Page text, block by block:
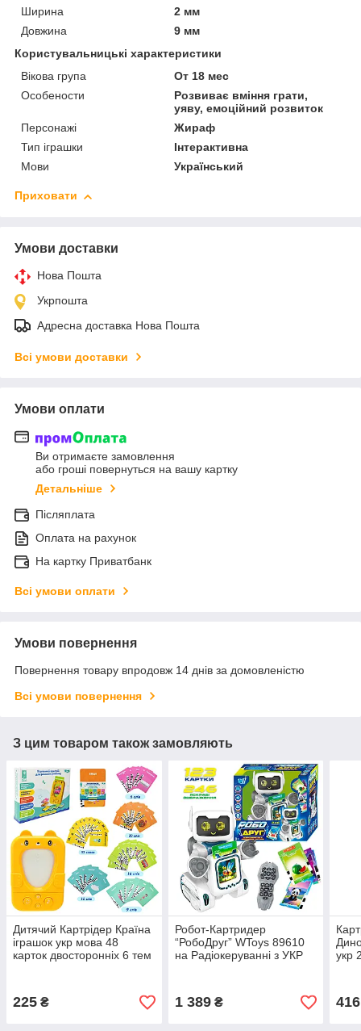
Ширина
2 мм
Довжина
9 мм
Користувальницькі характеристики
Вікова група
От 18 мес
Особености
Розвиває вміння грати,
уяву, емоційний розвиток
Персонажі
Жираф
Тип іграшки
Інтерактивна
Мови
Український
Приховати
Умови доставки
Нова Пошта
Укрпошта
Адресна доставка Нова Пошта
Всі умови доставки
Умови оплати
Ви отримаєте замовлення
або гроші повернуться на вашу картку
Детальніше
Післяплата
Оплата на рахунок
На картку Приватбанк
Всі умови оплати
Умови повернення
Повернення товару впродовж 14 днів за домовленістю
Всі умови повернення
З цим товаром також замовляють
Дитячий Картрідер Країна
іграшок укр мова 48
карток двосторонніх 6 тем
225 ₴
Робот-Картридер
“РобоДруг” WToys 89610
на Радіокеруванні з УКР
1 389₴
укр
416